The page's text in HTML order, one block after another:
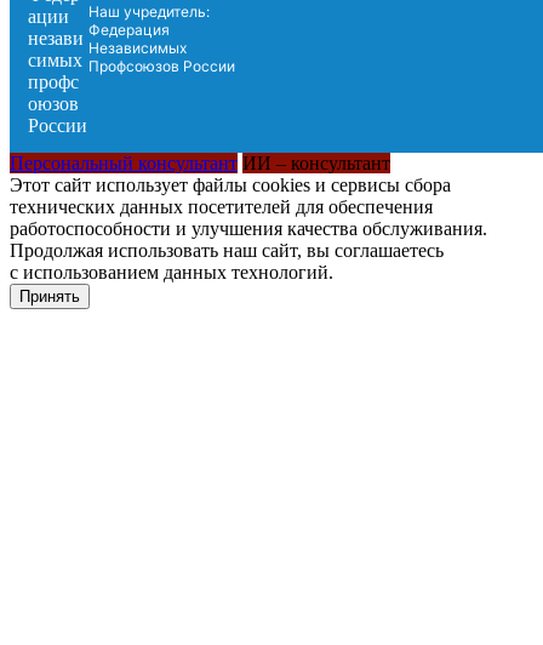
Наш учредитель:
Федерация
Независимых
Профсоюзов России
Персональный консультант ИИ – консультант
Этот сайт использует файлы cookies и сервисы сбора
технических данных посетителей для обеспечения
работоспособности и улучшения качества обслуживания.
Продолжая использовать наш сайт, вы соглашаетесь
с использованием данных технологий.
Принять